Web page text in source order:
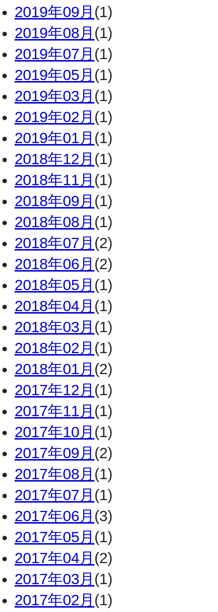
2019年09月 (1)
2019年08月 (1)
2019年07月 (1)
2019年05月 (1)
2019年03月 (1)
2019年02月 (1)
2019年01月 (1)
2018年12月 (1)
2018年11月 (1)
2018年09月 (1)
2018年08月 (1)
2018年07月 (2)
2018年06月 (2)
2018年05月 (1)
2018年04月 (1)
2018年03月 (1)
2018年02月 (1)
2018年01月 (2)
2017年12月 (1)
2017年11月 (1)
2017年10月 (1)
2017年09月 (2)
2017年08月 (1)
2017年07月 (1)
2017年06月 (3)
2017年05月 (1)
2017年04月 (2)
2017年03月 (1)
2017年02月 (1)